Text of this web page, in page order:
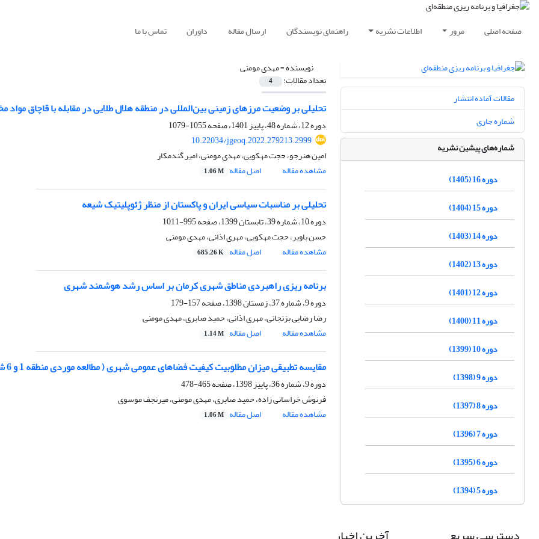
صفحه اصلی مرور اطلاعات نشریه راهنمای نویسندگان ارسال مقاله داوران تماس با ما
نویسنده =مهدی مومنی
تعداد مقالات: 4
تحلیلی بر وضعیت مرزهای زمینی بین‌المللی در منطقه هلال طلایی در مقابله با قاچاق مواد
دوره 12، شماره 48، پاییز 1401، صفحه
1055-1079
10.22034/jgeoq.2022.279213.2999
امین هنرجو، حجت مهکویی، مهدی مومنی، امیر گندمکار
مشاهده مقاله
اصل مقاله 1.06 M
تحلیلی بر مناسبات سیاسی ایران و پاکستان از منظر ژئوپلیتیک شیعه
دوره 10، شماره 39، تابستان 1399، صفحه
995-1011
حسن باویر، حجت مهکویی، مهری اذانی، مهدی مومنی
مشاهده مقاله
اصل مقاله 685.26 K
برنامه ریزی راهبردی مناطق شهری کرمان بر اساس رشد هوشمند شهری
دوره 9، شماره 37، زمستان 1398، صفحه
157-179
رضا رضایی بزنجانی، مهری اذانی، حمید صابری، مهدی مومنی
مشاهده مقاله
اصل مقاله 1.14 M
مقایسه تطبیقی میزان مطلوبیت کیفیت فضاهای عمومی شهری ( مطالعه موردی منطقه 1 و 6 شهر اصفهان)
دوره 9، شماره 36، پاییز 1398، صفحه
465-478
فرنوش خراسانی زاده، حمید صابری، مهدی مومنی، میرنجف موسوی
مشاهده مقاله
اصل مقاله 1.06 M
مقالات آماده انتشار
شماره جاری
شماره‌های پیشین نشریه
دوره 16 (1405)
دوره 15 (1404)
دوره 14 (1403)
دوره 13 (1402)
دوره 12 (1401)
دوره 11 (1400)
دوره 10 (1399)
دوره 9 (1398)
دوره 8 (1397)
دوره 7 (1396)
دوره 6 (1395)
دوره 5 (1394)